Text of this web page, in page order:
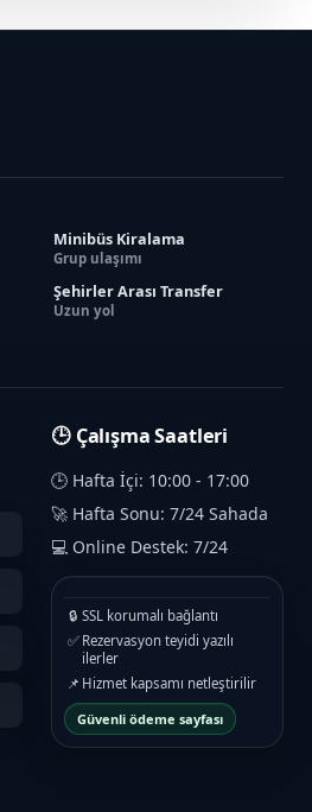
Minibüs Kiralama
Grup ulaşımı
Şehirler Arası Transfer
Uzun yol
🕒 Çalışma Saatleri
🕒 Hafta İçi: 10:00 - 17:00
🚀 Hafta Sonu: 7/24 Sahada
💻 Online Destek: 7/24
🔒 SSL korumalı bağlantı
✅ Rezervasyon teyidi yazılı
ilerler
📌 Hizmet kapsamı netleştirilir
Güvenli ödeme sayfası